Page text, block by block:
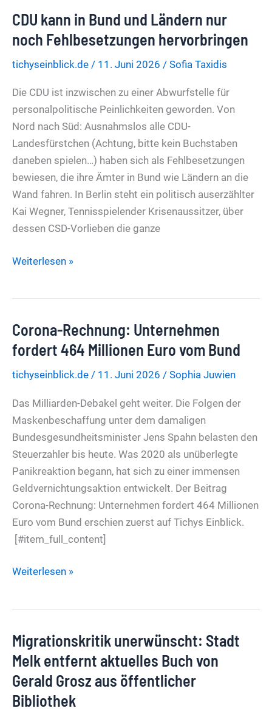
sein
wie
heute
CDU kann in Bund und Ländern nur
noch Fehlbesetzungen hervorbringen
tichyseinblick.de / 11. Juni 2026 / Sofia Taxidis
Die CDU ist inzwischen zu einer Abwurfstelle für
personalpolitische Peinlichkeiten geworden. Von
Nord nach Süd: Ausnahmslos alle CDU-
Landesfürstchen (Achtung, bitte kein Buchstaben
daneben spielen…) haben sich als Fehlbesetzungen
bewiesen, die ihre Ämter in Bund wie Ländern an die
Wand fahren. In Berlin steht ein politisch auserzählter
Kai Wegner, Tennisspielender Krisenaussitzer, über
dessen CSD-Vorlieben die ganze
CDU
und
Ländern
noch
Fehlbesetzungen
hervorbringen
Weiterlesen »
Corona-Rechnung: Unternehmen
fordert 464 Millionen Euro vom Bund
tichyseinblick.de / 11. Juni 2026 / Sophia Juwien
Das Milliarden-Debakel geht weiter. Die Folgen der
Maskenbeschaffung unter dem damaligen
Bundesgesundheitsminister Jens Spahn belasten den
Steuerzahler bis heute. Was 2020 als unüberlegte
Panikreaktion begann, hat sich zu einer immensen
Geldvernichtungsaktion entwickelt. Der Beitrag
Corona-Rechnung: Unternehmen fordert 464 Millionen
Euro vom Bund erschien zuerst auf Tichys Einblick.
[#item_full_content]
Corona-
464
Millionen
Euro
vom
Bund
Weiterlesen »
Migrationskritik unerwünscht: Stadt
Melk entfernt aktuelles Buch von
Gerald Grosz aus öffentlicher
Bibliothek